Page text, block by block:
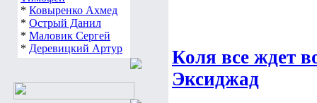
* Ковыренко Ахмед
* Острый Данил
* Маловик Сергей
* Деревицкий Артур
Коля все ждет
Эксиджад